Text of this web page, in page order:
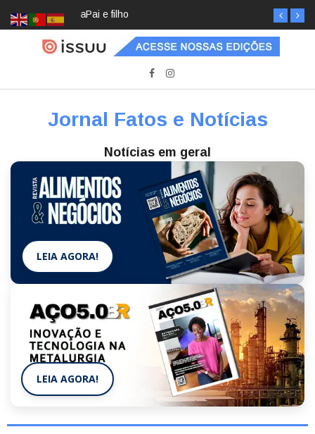
Pai e filho
Jornal Fatos e Notícias
Notícias em geral
LEIA AGORA!
LEIA AGORA!